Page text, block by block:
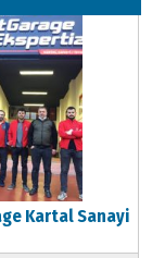
Kartal Sanayi